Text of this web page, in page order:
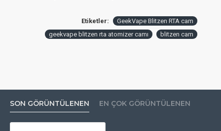
Etiketler:
GeekVape Blitzen RTA cam
geekvape blitzen rta atomizer camı
blitzen cam
SON GÖRÜNTÜLENEN EN ÇOK GÖRÜNTÜLENEN